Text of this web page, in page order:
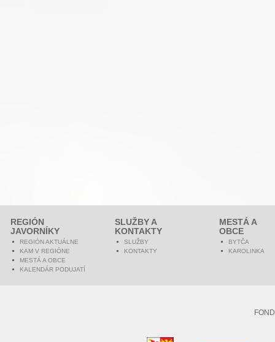
REGIÓN
JAVORNÍKY
REGIÓN AKTUÁLNE
KAM V REGIÓNE
MESTÁ A OBCE
KALENDÁR PODUJATÍ
SLUŽBY A
KONTAKTY
SLUŽBY
KONTAKTY
MESTÁ A
OBCE
BYTČA
KAROLINKA